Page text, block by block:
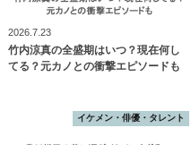
2026.7.23
竹内涼真の全盛期はいつ？現在何し
てる？元カノとの衝撃エピソードも
イケメン・俳優・タレント